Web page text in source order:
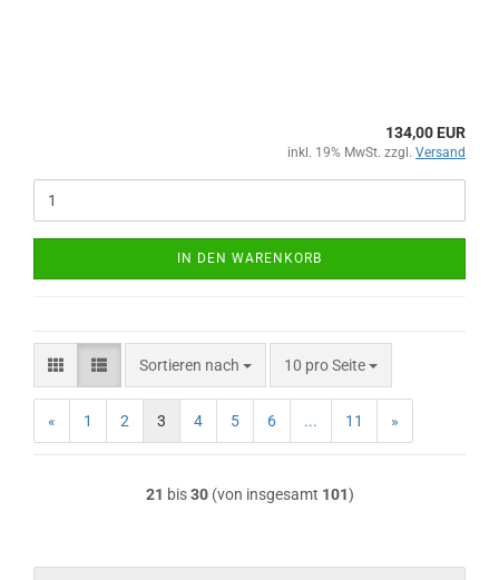
134,00 EUR
inkl. 19% MwSt. zzgl. Versand
IN DEN WARENKORB
Sortieren nach
Sortieren nach 10 pro Seite
pro Seite
« 1 2 3 4 5 6 ... 11 »
21 bis30(von insgesamt 101)